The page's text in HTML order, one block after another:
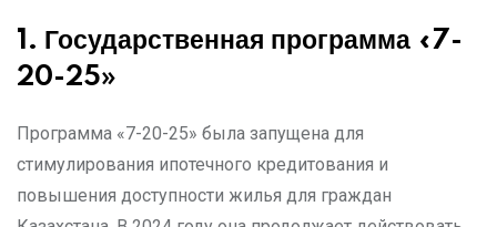
1. Государственная программа «7-
20-25»
Программа «7-20-25» была запущена для
стимулирования ипотечного кредитования и
повышения доступности жилья для граждан